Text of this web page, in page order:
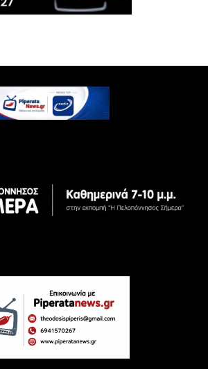
PiperataNews 2024 ©All rights reservd.